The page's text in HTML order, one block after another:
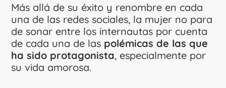
Más allá de su éxito y renombre en cada
una de las redes sociales, la mujer no para
de sonar entre los internautas por cuenta
de cada una de las polémicas de las que
ha sido protagonista, especialmente por
su vida amorosa.